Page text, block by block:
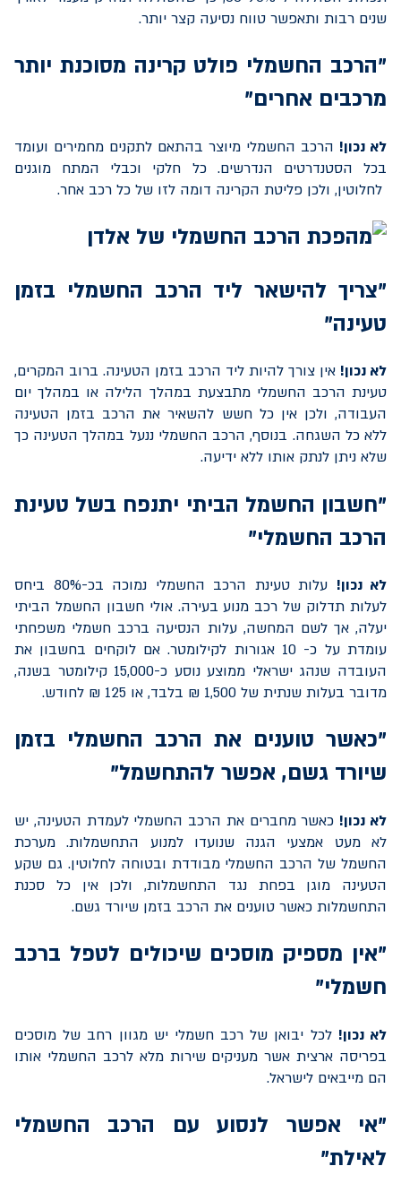
שנים רבות ותאפשר טווח נסיעה קצר יותר.
"הרכב החשמלי פולט קרינה מסוכנת יותר
מרכבים אחרים"
לא נכון! הרכב החשמלי מיוצר בהתאם לתקנים מחמירים ועומד
בכל הסטנדרטים הנדרשים. כל חלקי וכבלי המתח מוגנים
לחלוטין, ולכן פליטת הקרינה דומה לזו של כל רכב אחר.
"צריך להישאר ליד הרכב החשמלי בזמן
טעינה"
לא נכון! אין צורך להיות ליד הרכב בזמן הטעינה. ברוב המקרים,
טעינת הרכב החשמלי מתבצעת במהלך הלילה או במהלך יום
העבודה, ולכן אין כל חשש להשאיר את הרכב בזמן הטעינה
ללא כל השגחה. בנוסף, הרכב החשמלי ננעל במהלך הטעינה כך
שלא ניתן לנתק אותו ללא ידיעה.
"חשבון החשמל הביתי יתנפח בשל טעינת
הרכב החשמלי"
לא נכון!
עלות טעינת הרכב החשמלי נמוכה בכ-80% ביחס
לעלות תדלוק של רכב מנוע בעירה. אולי חשבון החשמל הביתי
יעלה, אך לשם המחשה, עלות הנסיעה ברכב חשמלי משפחתי
עומדת על כ- 10 אגורות לקילומטר. אם לוקחים בחשבון את
העובדה שנהג ישראלי ממוצע נוסע כ-15,000 קילומטר בשנה,
מדובר בעלות שנתית של 1,500 ₪ בלבד, או 125 ₪ לחודש.
"כאשר טוענים את הרכב החשמלי בזמן
שיורד גשם, אפשר להתחשמל"
לא נכון! כאשר מחברים את הרכב החשמלי לעמדת הטעינה, יש
לא מעט אמצעי הגנה שנועדו למנוע התחשמלות. מערכת
החשמל של הרכב החשמלי מבודדת ובטוחה לחלוטין. גם שקע
הטעינה מוגן בפחת נגד התחשמלות, ולכן אין כל סכנת
התחשמלות כאשר טוענים את הרכב בזמן שיורד גשם.
"אין מספיק מוסכים שיכולים לטפל ברכב
חשמלי"
לא נכון! לכל יבואן של רכב חשמלי יש מגוון רחב של מוסכים
בפריסה ארצית אשר מעניקים שירות מלא לרכב החשמלי אותו
הם מייבאים לישראל.
"אי אפשר לנסוע עם הרכב החשמלי
לאילת"